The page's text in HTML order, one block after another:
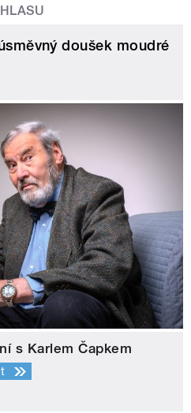
doušek moudré
s Karlem Čapkem